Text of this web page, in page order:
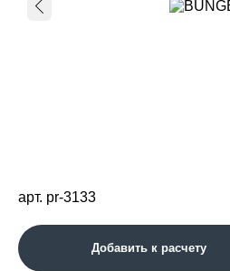
арт. pr-3133
Добавить к расчету